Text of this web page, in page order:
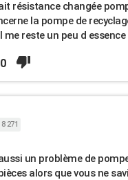
résistance changée
la pompe de
me reste un peu d
0
8 271
un problème de
alors que vous ne